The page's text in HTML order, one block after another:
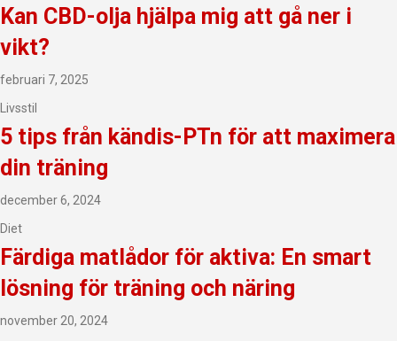
Kan CBD-olja hjälpa mig att gå ner i
vikt?
februari 7, 2025
Livsstil
5 tips från kändis-PTn för att maximera
din träning
december 6, 2024
Diet
Färdiga matlådor för aktiva: En smart
lösning för träning och näring
november 20, 2024